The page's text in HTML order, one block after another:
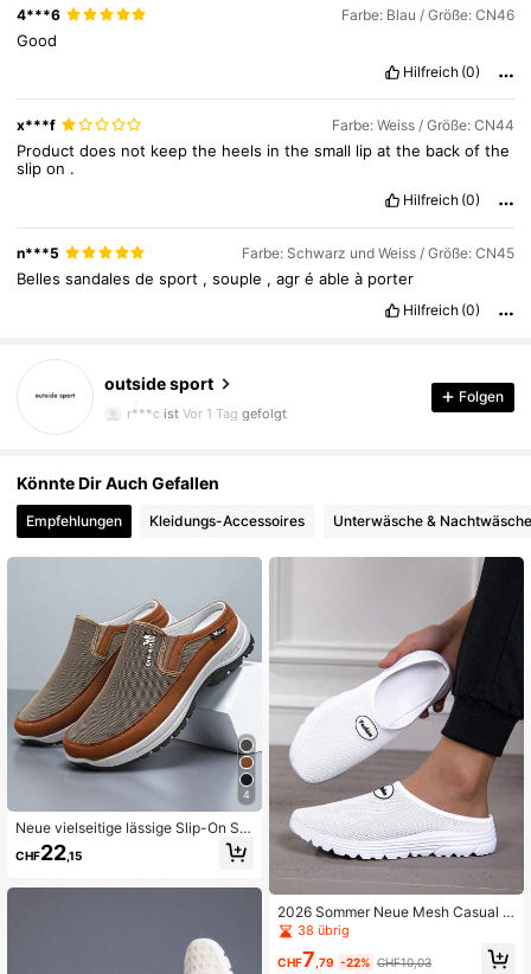
4***6 Farbe: Blau / Größe: CN46
Good
Hilfreich (0)
x***f Farbe: Weiss / Größe: CN44
Productdoes not keepthe heels inthesmall lipatthe backofthe
slipon .
Hilfreich (0)
n***5 Farbe: Schwarz und Weiss / Größe: CN45
Bellessandalesdesport ,souple ,agréableà porter
Hilfreich (0)
outside sport
4,06
11 Follower
r***c istVor 1 Tag gefolgt
Folgen
Könnte Dir Auch Gefallen
Empfehlungen Kleidungs-Accessoires Unterwäsche & Nachtwäsche
4
Neue vielseitige lässige Slip-On Sc
huhe, bequem, atmungsaktiv, geruc
hsneutral, Sport- & Outdoor-Schuh
us
CHF22,15
2026 Sommer Neue Mesh Casual S
portschuhe, atmungsaktive leichte
Herren Sneaker
38 übrig
CHF7 ,79 -22% CHF10,03